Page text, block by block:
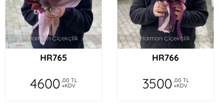
HR765
4600 ,00 TL
+KDV
HR766
3500 ,00 TL
+KDV